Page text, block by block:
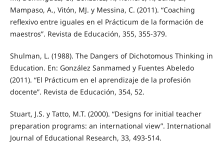
Mampaso, A., Vitón, MJ. y Messina, C. (2011). “Coaching
reflexivo entre iguales en el Prácticum de la formación de
maestros”. Revista de Educación, 355, 355-379.
Shulman, L. (1988). The Dangers of Dichotomous Thinking in
Education. En: González Sanmamed y Fuentes Abeledo
(2011). “El Prácticum en el aprendizaje de la profesión
docente”. Revista de Educación, 354, 52.
Stuart, J.S. y Tatto, M.T. (2000). “Designs for initial teacher
preparation programs: an international view”. International
Journal of Educational Research, 33, 493-514.